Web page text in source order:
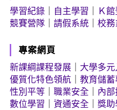
學習紀錄
自主學習
Ｋ
競賽營隊
請假系統 校
專案網頁
新課綱課程發展
大學多
優質化特色領航
教育儲蓄
性別平等
職業安全
內
數位學習
資通安全 獎